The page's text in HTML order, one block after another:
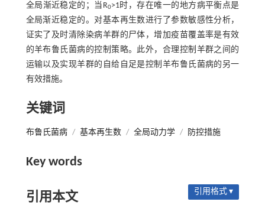
全局渐近稳定的；当R0>1时，存在唯一的地方病平衡点是
全局渐近稳定的。对基本再生数进行了参数敏感性分析，
证实了及时清除染病羊群的尸体，增加疫苗覆盖率是有效
的羊布鲁氏菌病的控制策略。此外，合理控制羊群之间的
运输以及实现羊群的自给自足是控制羊布鲁氏菌病的另一
有效措施。
关键词
布鲁氏菌病 / 基本再生数 / 全局动力学 / 防控措施
Key words
引用本文 引用格式 ▾